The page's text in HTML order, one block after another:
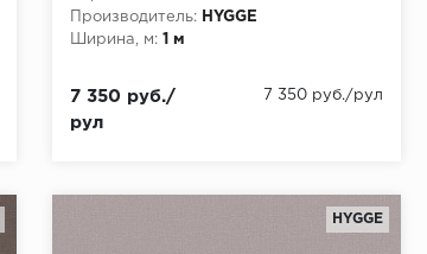
10,05x1,00 флизелин
Производитель:
HYGGE
Ширина, м: 1 м
7 350 руб./
рул
7 350 руб./рул
HYGGE